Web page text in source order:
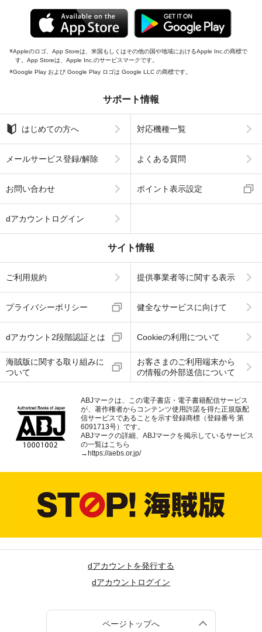
Appleのロゴ、App Storeは、米国もしくはその他の国や地域におけるApple Inc.の商標で
す。App Storeは、Apple Inc.のサービスマークです。
Google Play および Google Play ロゴは Google LLC の商標です。
サポート情報
はじめての方へ 対応機種一覧
メールサービス登録/解除 よくある質問
お問い合わせ ポイント表示設定
dアカウントログイン
サイト情報
ご利用規約 提供事業者等に関する表示
プライバシーポリシー 健全なサービスに向けて
dアカウント2段階認証とは Cookieの利用について
海賊版に関する取り組みに
ついて
お客さまのご利用端末から
の情報の外部送信について
ABJマークは、この電子書店・電子書籍配信サービス
が、著作権者からコンテンツ使用許諾を得た正規版配
信サービスであることを示す登録商標（登録番号 第
6091713号）です。
ABJマークの詳細、ABJマークを掲示しているサービス
の一覧はこちら
→ https://aebs.or.jp/
dアカウントを発行する
dアカウントログイン
ページトップへ